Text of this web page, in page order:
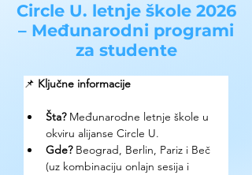
Circle U. letnje škole 2026
– Međunarodni programi
za studente
📌 Ključne informacije
Šta? Međunarodne letnje škole u
okviru alijanse Circle U.
Gde? Beograd, Berlin, Pariz i Beč
(uz kombinaciju onlajn sesija i